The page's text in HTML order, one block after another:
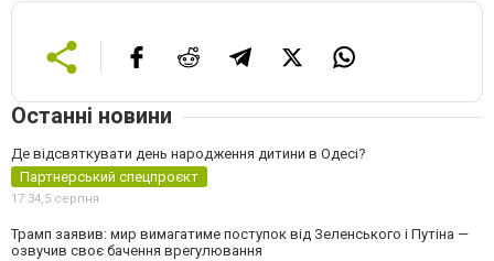
Останні новини
Де відсвяткувати день народження дитини в Одесі?
Партнерський спецпроєкт
17:34, 5 серпня
Трамп заявив: мир вимагатиме поступок від Зеленського і Путіна —
озвучив своє бачення врегулювання